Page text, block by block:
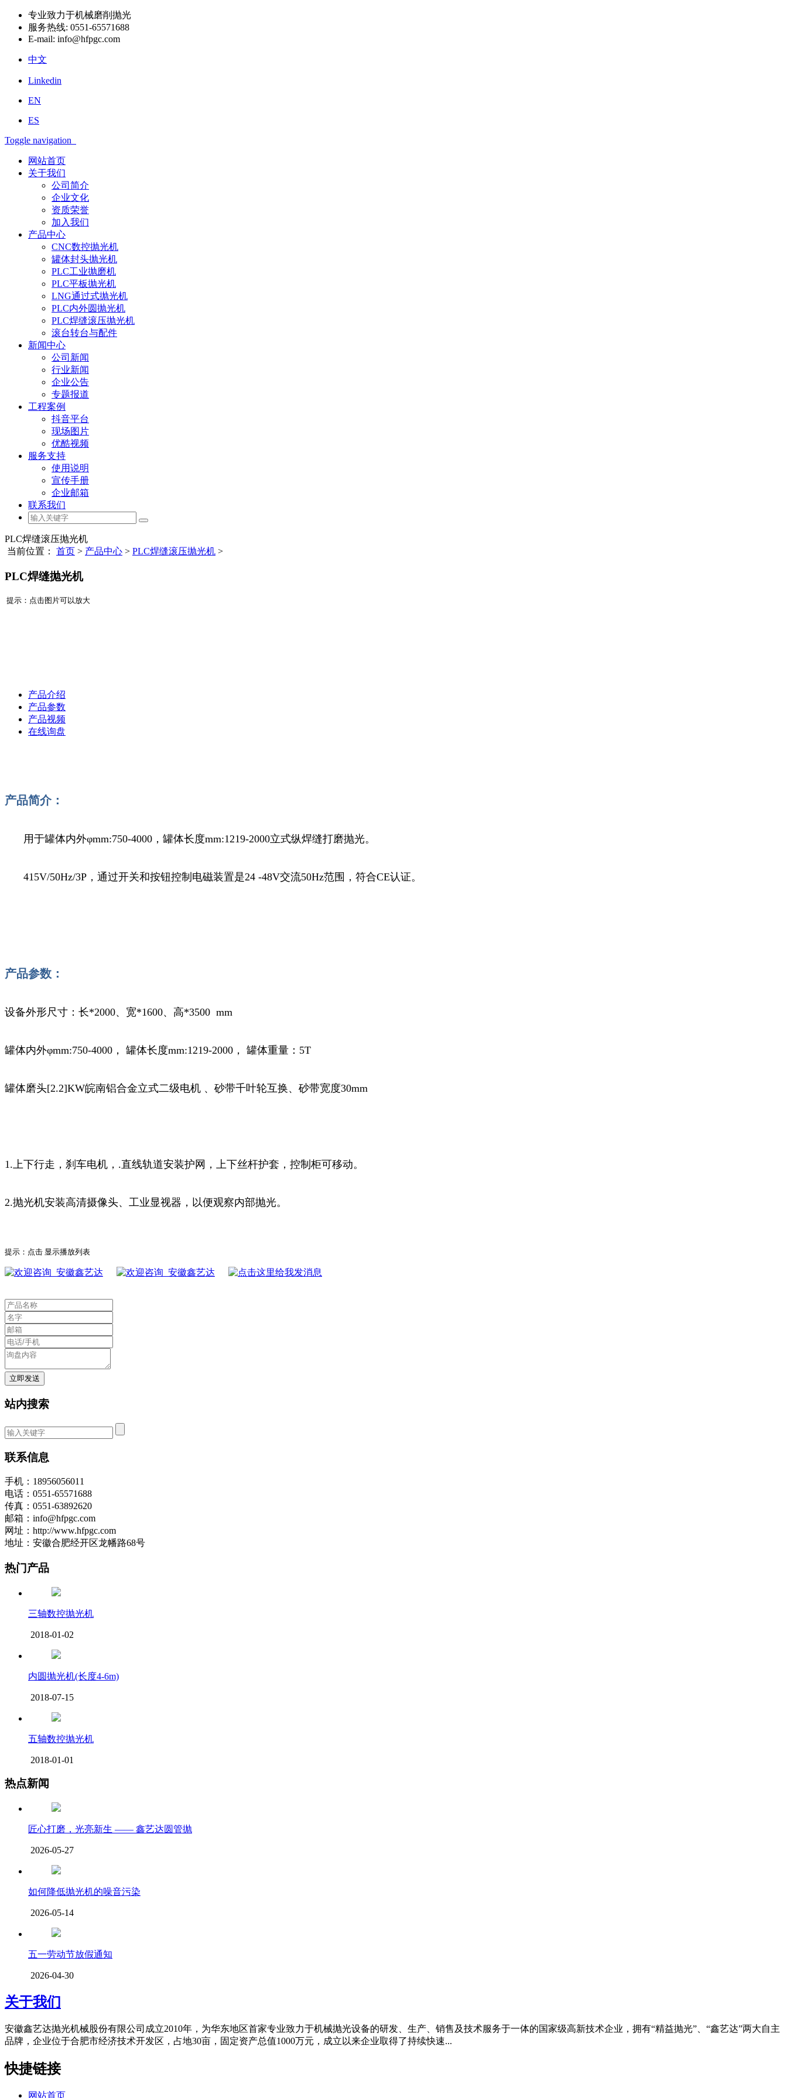
专业致力于机械磨削抛光
服务热线: 0551-65571688
E-mail: info@hfpgc.com
中文
Linkedin
EN
ES
Toggle navigation
网站首页
关于我们
公司简介
企业文化
资质荣誉
加入我们
产品中心
CNC数控抛光机
罐体封头抛光机
PLC工业抛磨机
PLC平板抛光机
LNG通过式抛光机
PLC内外圆抛光机
PLC焊缝滚压抛光机
滚台转台与配件
新闻中心
公司新闻
行业新闻
企业公告
专题报道
工程案例
抖音平台
现场图片
优酷视频
服务支持
使用说明
宣传手册
企业邮箱
联系我们
PLC焊缝滚压抛光机
当前位置： 首页 > 产品中心 > PLC焊缝滚压抛光机 >
PLC焊缝抛光机
提示：点击图片可以放大
产品介绍
产品参数
产品视频
在线询盘
产品简介：
用于罐体内外φmm:750-4000，罐体长度mm:1219-2000立式纵焊缝打磨抛光。
415V/50Hz/3P，通过开关和按钮控制电磁装置是24 -48V交流50Hz范围，符合CE认证。
产品参数：
设备外形尺寸：长*2000、宽*1600、高*3500 mm
罐体内外φmm:750-4000， 罐体长度mm:1219-2000， 罐体重量：5T
罐体磨头[2.2]KW皖南铝合金立式二级电机 、砂带千叶轮互换、砂带宽度30mm
1.上下行走，刹车电机，.直线轨道安装护网，上下丝杆护套，控制柜可移动。
2.抛光机安装高清摄像头、工业显视器，以便观察内部抛光。
提示：点击 显示播放列表
站内搜索
联系信息
手机：18956056011
电话：0551-65571688
传真：0551-63892620
邮箱：info@hfpgc.com
网址：http://www.hfpgc.com
地址：安徽合肥经开区龙幡路68号
热门产品
三轴数控抛光机
2018-01-02
内圆抛光机(长度4-6m)
2018-07-15
五轴数控抛光机
2018-01-01
热点新闻
匠心打磨，光亮新生 —— 鑫艺达圆管抛
2026-05-27
如何降低抛光机的噪音污染
2026-05-14
五一劳动节放假通知
2026-04-30
关于我们
安徽鑫艺达抛光机械股份有限公司成立2010年，为华东地区首家专业致力于机械抛光设备的研发、生产、销售及技术服务于一体的国家级高新技术企业，拥有“精益抛光”、“鑫艺达”两大自主
品牌，企业位于合肥市经济技术开发区，占地30亩，固定资产总值1000万元，成立以来企业取得了持续快速...
快捷链接
网站首页